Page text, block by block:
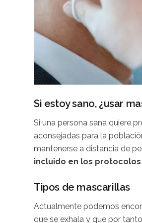
Si estoy sano, ¿usar
Si una persona sana quiere
aconsejadas para la
mantenerse a distancia de
incluido en los protocolos
Tipos de mascarillas
Actualmente podemos
que se exhala y que por